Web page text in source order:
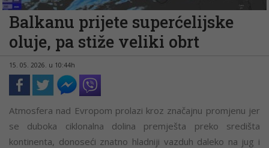
Balkanu prijete superćelijske
oluje, pa stiže veliki obrt
15. 05. 2026. u 10:44h
Atmosfera nad Evropom prolazi kroz značajnu promjenu jer
se duboka ciklonalna dolina premješta preko središta
kontinenta, donoseći znatno hladniji vazduh daleko na jug i